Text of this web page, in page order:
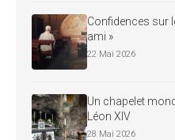
Confidences sur
ami »
22 Mai 2026
Un chapelet
Léon XIV
28 Mai 2026